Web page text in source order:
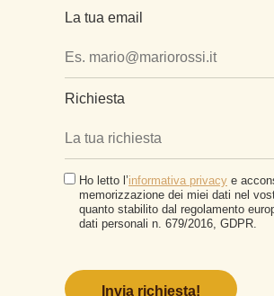
La tua email
Richiesta
Ho letto l’informativa privacy e
memorizzazione dei miei dati nel
quanto stabilito dal regolamento
dati personali n. 679/2016, GDPR.
prega
di